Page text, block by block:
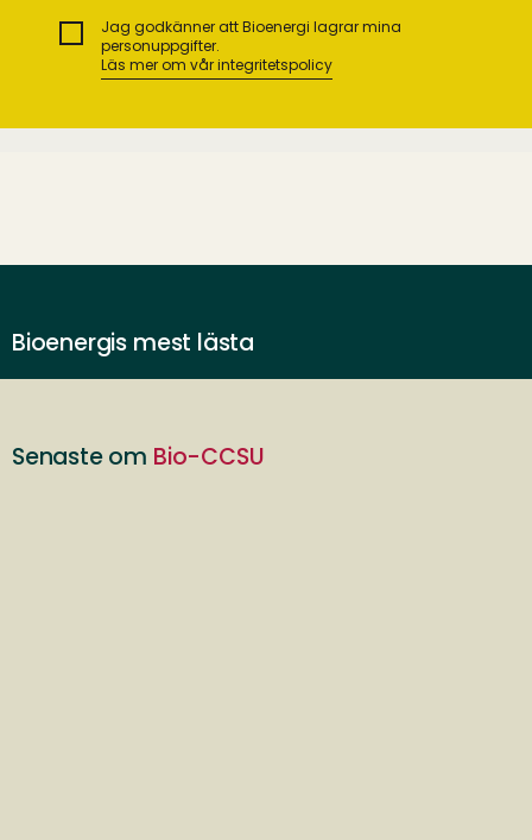
Jag godkänner att Bioenergi lagrar mina
personuppgifter.
Läs mer om vår integritetspolicy
Bioenergis mest lästa
Senaste om Bio-CCSU